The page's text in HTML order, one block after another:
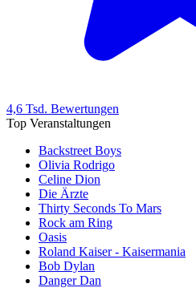
4,6 Tsd. Bewertungen
Top Veranstaltungen
Backstreet Boys
Olivia Rodrigo
Celine Dion
Die Ärzte
Thirty Seconds To Mars
Rock am Ring
Oasis
Roland Kaiser - Kaisermania
Bob Dylan
Danger Dan